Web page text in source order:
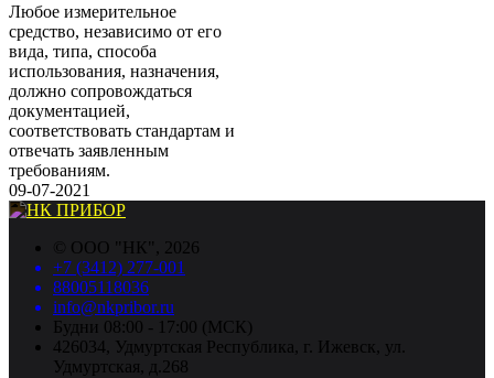
Любое измерительное
средство, независимо от его
вида, типа, способа
использования, назначения,
должно сопровождаться
документацией,
соответствовать стандартам и
отвечать заявленным
требованиям.
09-07-2021
© ООО "НК", 2026
+7 (3412) 277-001
88005118036
info@nkpribor.ru
Будни 08:00 - 17:00 (МСК)
426034, Удмуртская Республика, г. Ижевск, ул.
Удмуртская, д.268